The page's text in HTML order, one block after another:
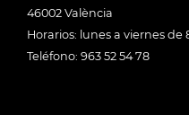
46002 València
Horarios: lunes a viernes de
Teléfono: 963 52 54 78